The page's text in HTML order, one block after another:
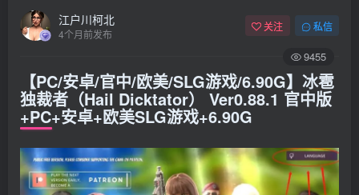
江户川柯北
4个月前发布
关注 私信
9455
【PC/安卓/官中/欧美/SLG游戏/6.90G】冰雹
独裁者（Hail Dicktator） Ver0.88.1 官中版
+PC+安卓+欧美SLG游戏+6.90G